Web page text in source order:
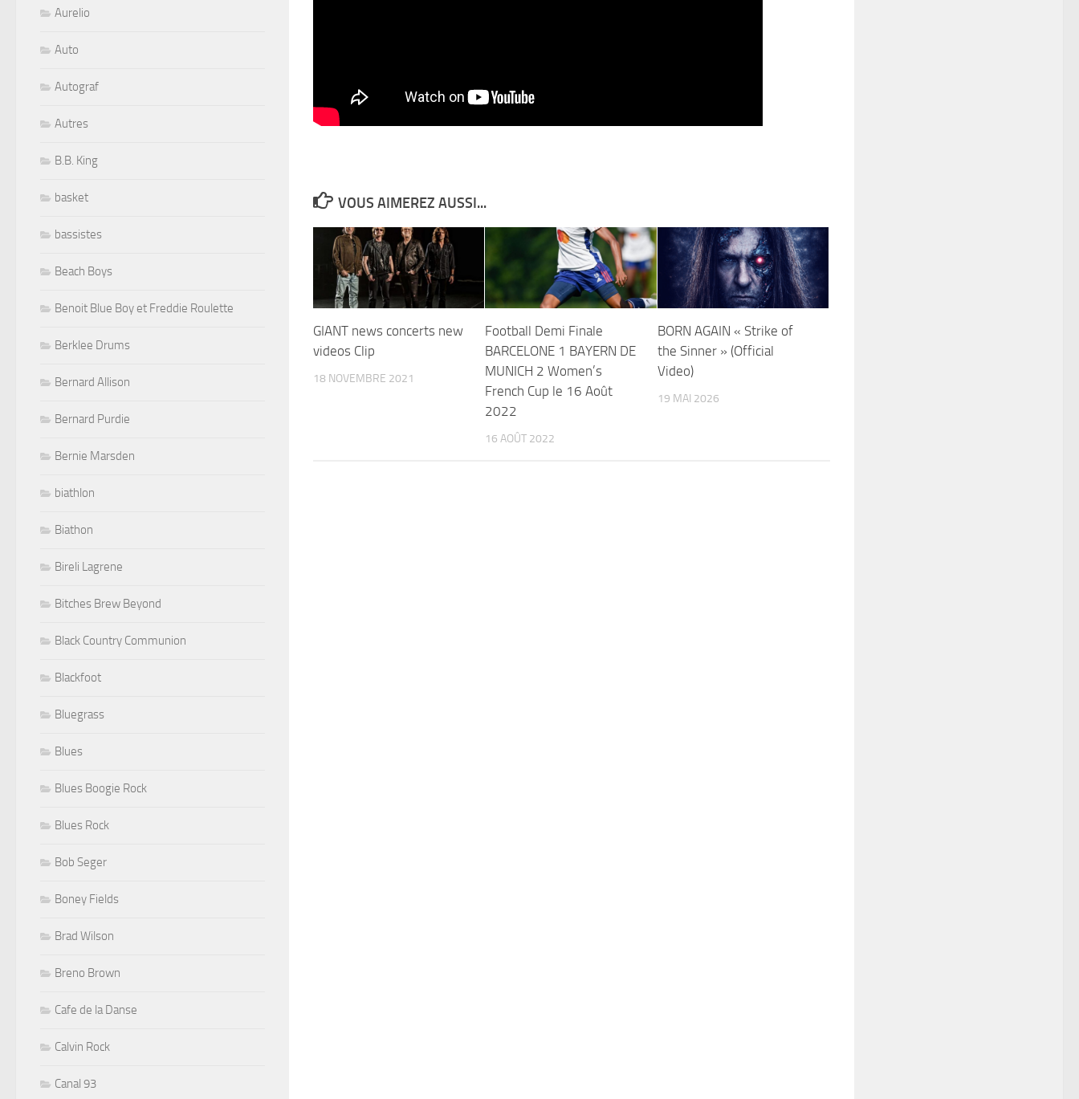
VOUS AIMEREZ AUSSI...
GIANT news concerts new
videos Clip
18 NOVEMBRE 2021
Football Demi Finale
BARCELONE 1 BAYERN DE
MUNICH 2 Women’s
French Cup le 16 Août
2022
16 AOÛT 2022
BORN AGAIN « Strike of
the Sinner » (Official
Video)
19 MAI 2026
Aurelio
Auto
Autograf
Autres
B.B. King
basket
bassistes
Beach Boys
Benoit Blue Boy et Freddie Roulette
Berklee Drums
Bernard Allison
Bernard Purdie
Bernie Marsden
biathlon
Biathon
Bireli Lagrene
Bitches Brew Beyond
Black Country Communion
Blackfoot
Bluegrass
Blues
Blues Boogie Rock
Blues Rock
Bob Seger
Boney Fields
Brad Wilson
Breno Brown
Cafe de la Danse
Calvin Rock
Canal 93